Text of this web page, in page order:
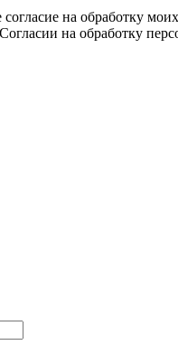
на обработку
на обработку